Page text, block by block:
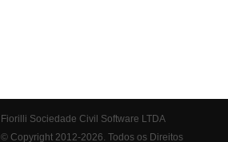
Fiorilli Sociedade Civil Software LTDA
© Copyright 2012-2026. Todos os Direitos